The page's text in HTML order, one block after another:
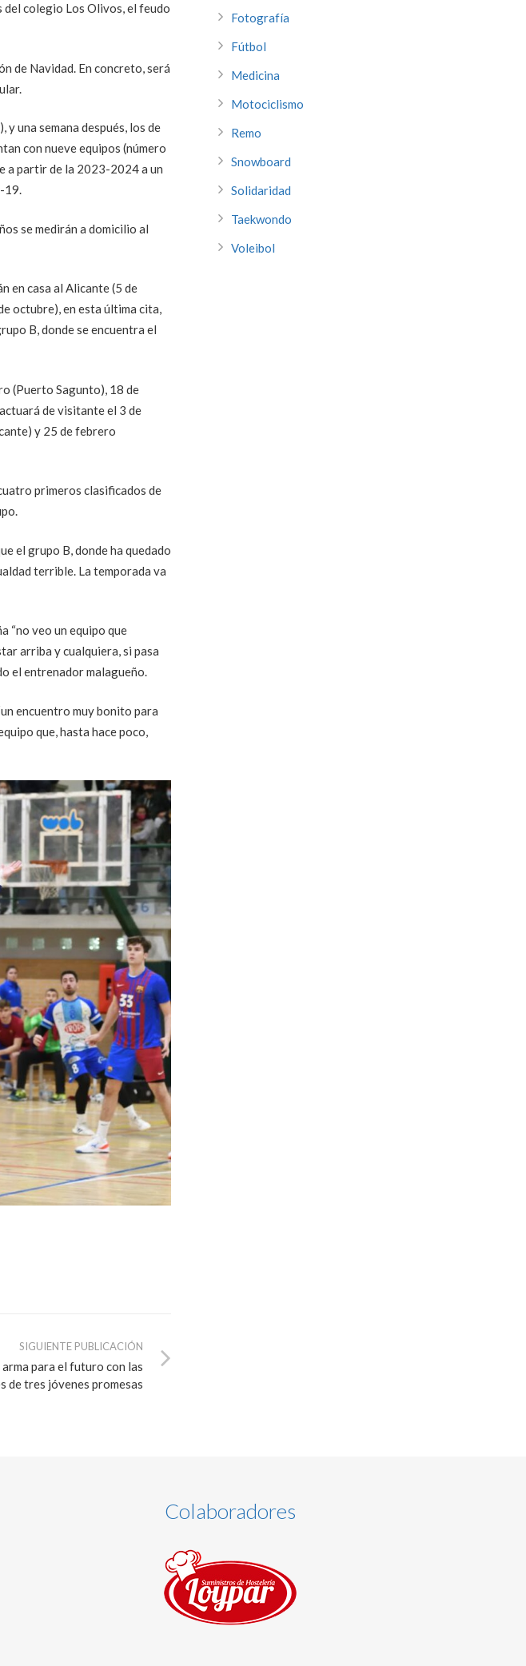
del colegio Los Olivos, el feudo
de Navidad. En concreto, será
una semana después, los de
con nueve equipos (número
a partir de la 2023-2024 a un
19.
se medirán a domicilio al
en casa al Alicante (5 de
octubre), en esta última cita,
B, donde se encuentra el
(Puerto Sagunto), 18 de
de visitante el 3 de
y 25 de febrero
primeros clasificados de
el grupo B, donde ha quedado
terrible. La temporada va
“no veo un equipo que
arriba y cualquiera, si pasa
el entrenador malagueño.
encuentro muy bonito para
que, hasta hace poco,
SIGUIENTE PUBLICACIÓN
para el futuro con las
de tres jóvenes promesas
Fotografía
Fútbol
Medicina
Motociclismo
Remo
Snowboard
Solidaridad
Taekwondo
Voleibol
Colaboradores